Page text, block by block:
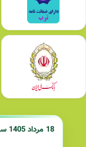
18 مرداد 1405 ساعت 15:02:50